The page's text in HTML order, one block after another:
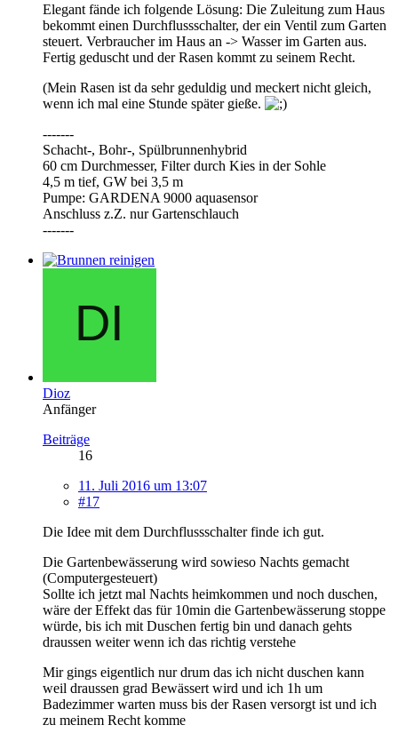
Elegant fände ich folgende Lösung: Die Zuleitung zum Haus
bekommt einen Durchflussschalter, der ein Ventil zum Garten
steuert. Verbraucher im Haus an -> Wasser im Garten aus.
Fertig geduscht und der Rasen kommt zu seinem Recht.
(Mein Rasen ist da sehr geduldig und meckert nicht gleich,
wenn ich mal eine Stunde später gieße.
-------
Schacht-, Bohr-, Spülbrunnenhybrid
60 cm Durchmesser, Filter durch Kies in der Sohle
4,5 m tief, GW bei 3,5 m
Pumpe: GARDENA 9000 aquasensor
Anschluss z.Z. nur Gartenschlauch
-------
Dioz
Anfänger
Beiträge
16
11. Juli 2016 um 13:07
#17
Die Idee mit dem Durchflussschalter finde ich gut.
Die Gartenbewässerung wird sowieso Nachts gemacht
(Computergesteuert)
Sollte ich jetzt mal Nachts heimkommen und noch duschen,
wäre der Effekt das für 10min die Gartenbewässerung stoppe
würde, bis ich mit Duschen fertig bin und danach gehts
draussen weiter wenn ich das richtig verstehe
Mir gings eigentlich nur drum das ich nicht duschen kann
weil draussen grad Bewässert wird und ich 1h um
Badezimmer warten muss bis der Rasen versorgt ist und ich
zu meinem Recht komme